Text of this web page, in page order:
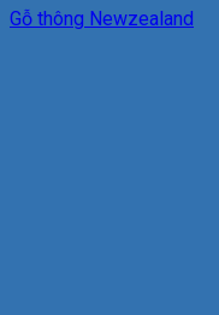
Gỗ thông Newzealand